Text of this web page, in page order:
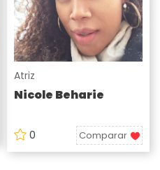
Atriz
Nicole Beharie
0 Comparar